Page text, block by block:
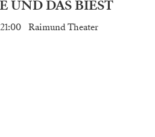
UND DAS BIEST
Raimund Theater